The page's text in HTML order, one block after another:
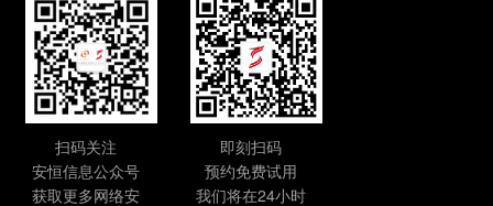
扫码关注
安恒信息公众号
获取更多网络安
即刻扫码
预约免费试用
我们将在24小时